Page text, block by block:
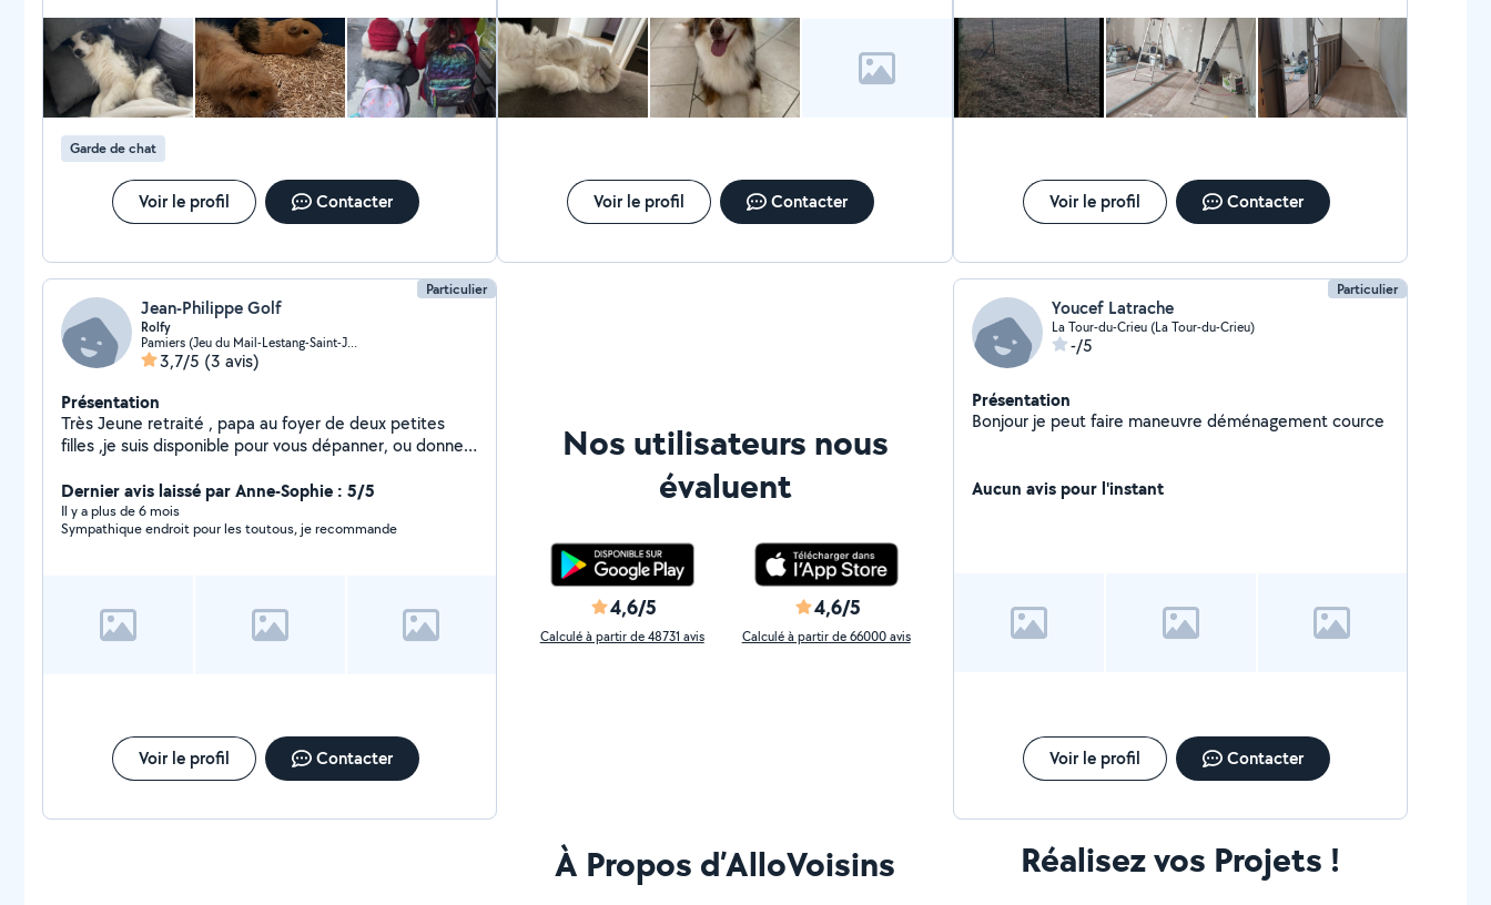
Garde de chat
Voir le profil Contacter
aussi (mais des chats). Elle est très souriante et aimable.
Voir le profil Contacter
contact
Voir le profil Contacter
Particulier
Jean-Philippe Golf
Rolfy
Pamiers (Jeu du Mail-Lestang-Saint-Jean)
3,7/5 (3 avis)
Présentation
Très Jeune retraité , papa au foyer de deux petites
filles ,je suis disponible pour vous dépanner, ou donner
rigoureux je sais m'adapter et j'aime le travail bien fait .
N'hésitez pas à me contacter
Dernier avis laissé par Anne-Sophie : 5/5
Il y a plus de 6 mois
Sympathique endroit pour les toutous, je recommande
Voir le profil Contacter
Nos utilisateurs nous
évaluent
4,6/5
Calculé à partir de 48731 avis
4,6/5
Calculé à partir de 66000 avis
Particulier
Youcef Latrache
La Tour-du-Crieu (La Tour-du-Crieu)
-/5
Présentation
Bonjour je peut faire maneuvre déménagement cource
Aucun avis pour l'instant
Voir le profil Contacter
À Propos d’AlloVoisins Réalisez vos Projets !